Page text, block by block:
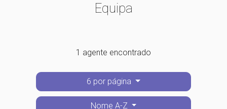
Equipa
1 agente encontrado
6 por página
Nome A-Z